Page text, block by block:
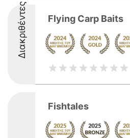
Διακριθέντες Flying Carp Baits
Fishtales